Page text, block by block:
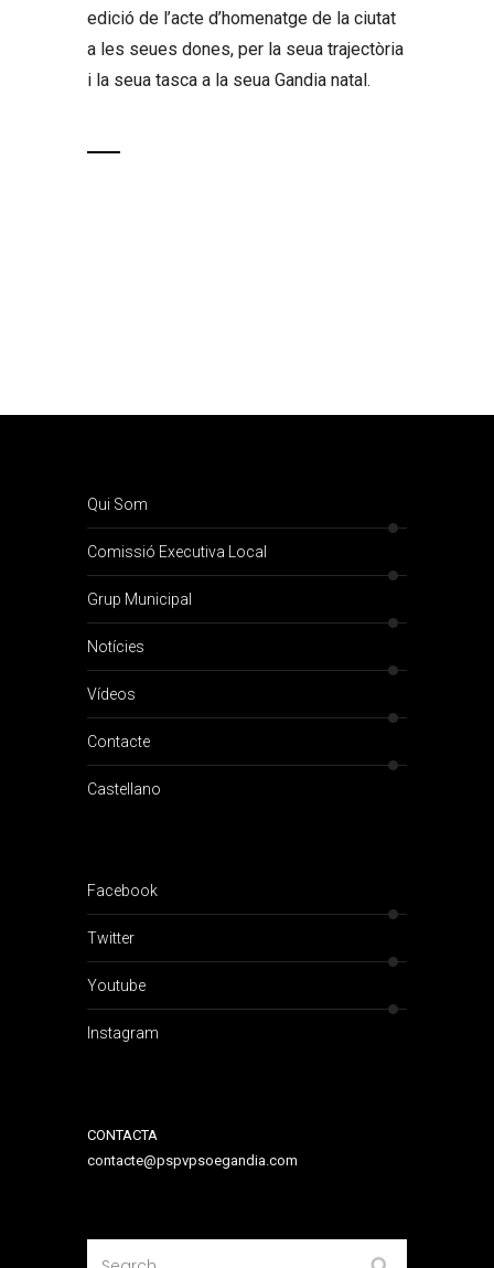
edició de l’acte d’homenatge de la ciutat
a les seues dones, per la seua trajectòria
i la seua tasca a la seua Gandia natal.
Qui Som
Comissió Executiva Local
Grup Municipal
Notícies
Vídeos
Contacte
Castellano
Facebook
Twitter
Youtube
Instagram
CONTACTA
contacte@pspvpsoegandia.com